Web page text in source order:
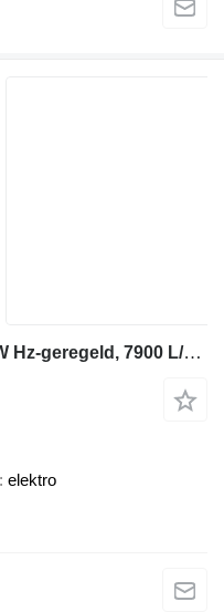
CompAir Cyclon 345 SR, 58 kW Hz-geregeld, 7900 L/min. 13 Bar schroefcomp
elektro